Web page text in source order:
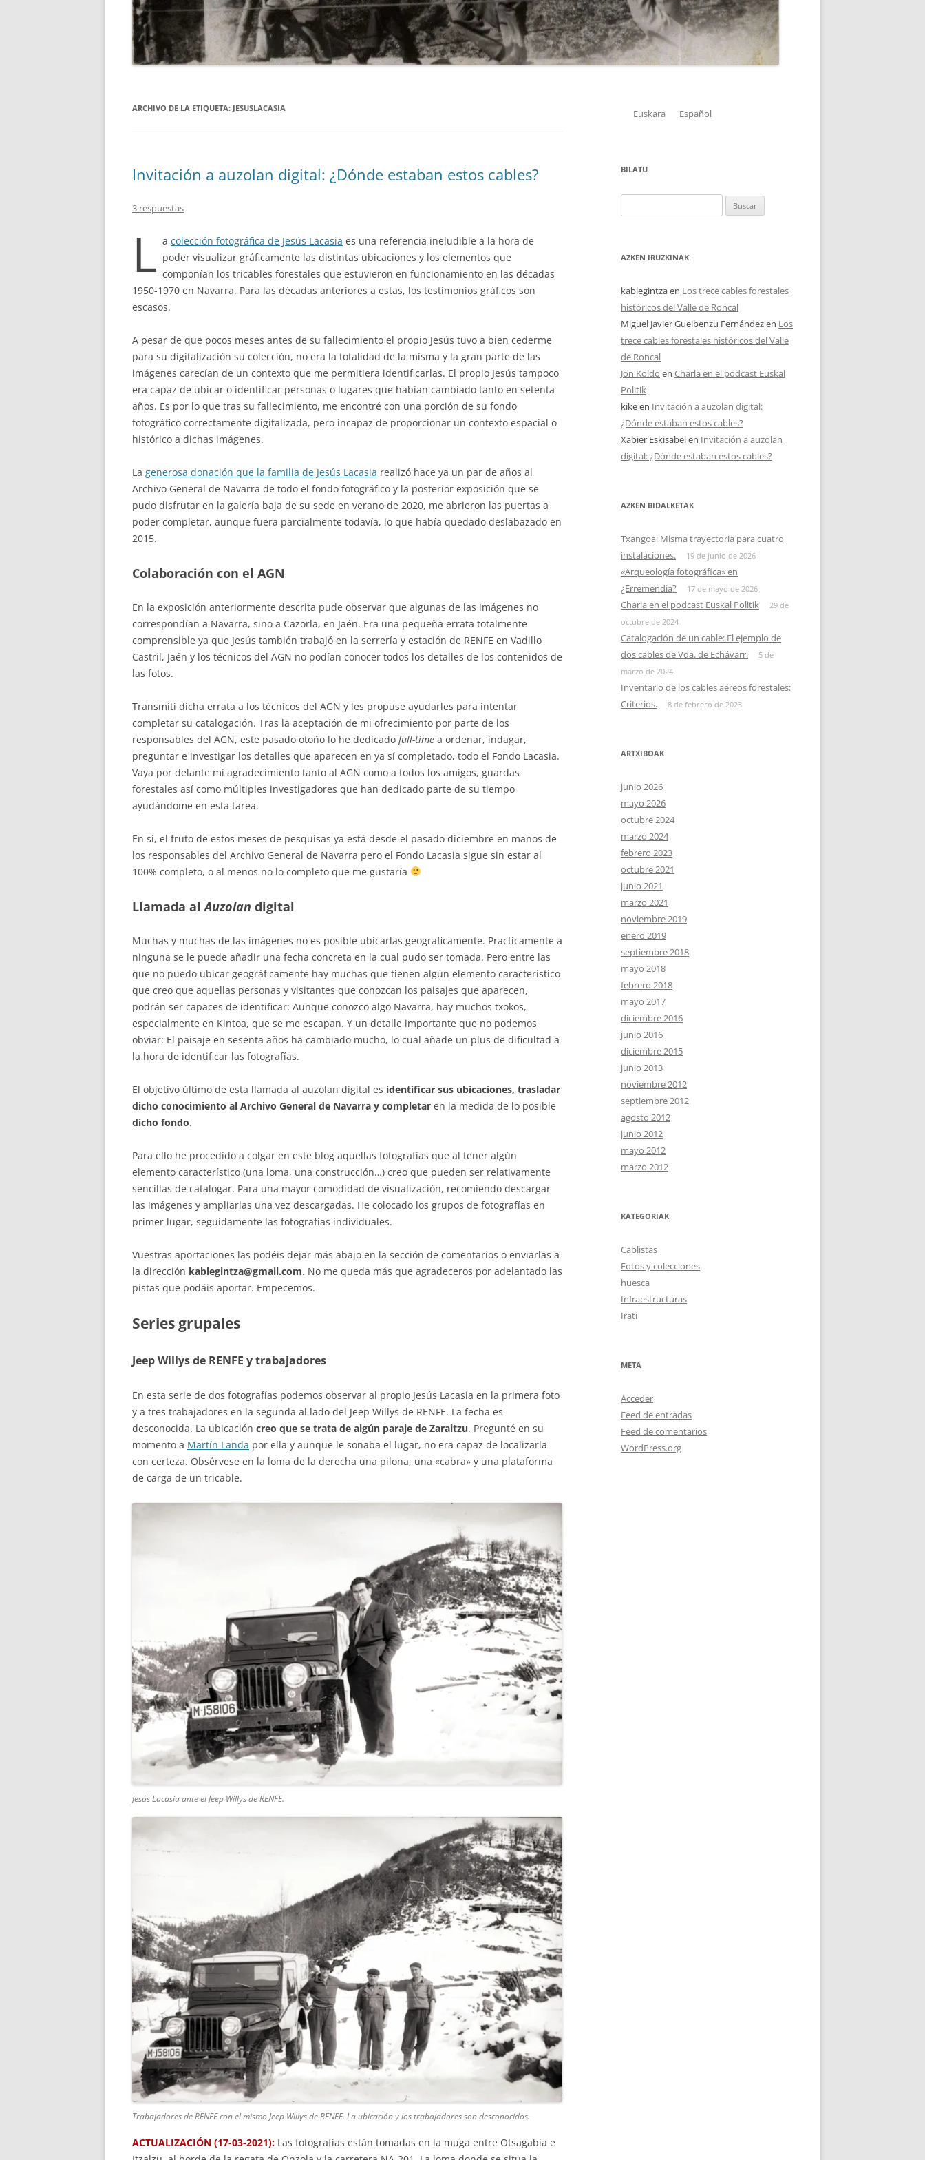
TXANGOAMENDI-NABALAKO
BIDEA
TXANGOAMENDI-REGATA
[IRATI] MOZOLOAK-IRIBIATXIKIA
LERDENGIBEL-RÍO URROBI
ORTXOLA-RINCÓN DE LA MUGA
DE GARRALDA
BELABARTZE-SELVA DE
BELABARTZE
ERROIZU-ERROIZU
SELVA BERROETA-CORRAL DE
BOLANT
SELVA GRANDE-LARRATZA DE
BELAGUA [LARGO]
ARCHIVO DE LA ETIQUETA: JESUSLACASIA
Invitación a auzolan digital: ¿Dónde estaban estos cables?
3 respuestas
L a colección fotográfica de Jesús Lacasia es una referencia ineludible a la hora de
poder visualizar gráficamente las distintas ubicaciones y los elementos que
componían los tricables forestales que estuvieron en funcionamiento en las décadas
1950-1970 en Navarra. Para las décadas anteriores a estas, los testimonios gráficos son
escasos.
A pesar de que pocos meses antes de su fallecimiento el propio Jesús tuvo a bien cederme
para su digitalización su colección, no era la totalidad de la misma y la gran parte de las
imágenes carecían de un contexto que me permitiera identificarlas. El propio Jesús tampoco
era capaz de ubicar o identificar personas o lugares que habían cambiado tanto en setenta
años. Es por lo que tras su fallecimiento, me encontré con una porción de su fondo
fotográfico correctamente digitalizada, pero incapaz de proporcionar un contexto espacial o
histórico a dichas imágenes.
La generosa donación que la familia de Jesús Lacasia realizó hace ya un par de años al
Archivo General de Navarra de todo el fondo fotográfico y la posterior exposición que se
pudo disfrutar en la galería baja de su sede en verano de 2020, me abrieron las puertas a
poder completar, aunque fuera parcialmente todavía, lo que había quedado deslabazado en
2015.
Colaboración con el AGN
En la exposición anteriormente descrita pude observar que algunas de las imágenes no
correspondían a Navarra, sino a Cazorla, en Jaén. Era una pequeña errata totalmente
comprensible ya que Jesús también trabajó en la serrería y estación de RENFE en Vadillo
Castril, Jaén y los técnicos del AGN no podían conocer todos los detalles de los contenidos de
las fotos.
Transmití dicha errata a los técnicos del AGN y les propuse ayudarles para intentar
completar su catalogación. Tras la aceptación de mi ofrecimiento por parte de los
responsables del AGN, este pasado otoño lo he dedicado full-time a ordenar, indagar,
preguntar e investigar los detalles que aparecen en ya sí completado, todo el Fondo Lacasia.
Vaya por delante mi agradecimiento tanto al AGN como a todos los amigos, guardas
forestales así como múltiples investigadores que han dedicado parte de su tiempo
ayudándome en esta tarea.
En sí, el fruto de estos meses de pesquisas ya está desde el pasado diciembre en manos de
los responsables del Archivo General de Navarra pero el Fondo Lacasia sigue sin estar al
100% completo, o al menos no lo completo que me gustaría
Llamada alAuzolan digital
Muchas y muchas de las imágenes no es posible ubicarlas geograficamente. Practicamente a
ninguna se le puede añadir una fecha concreta en la cual pudo ser tomada. Pero entre las
que no puedo ubicar geográficamente hay muchas que tienen algún elemento característico
que creo que aquellas personas y visitantes que conozcan los paisajes que aparecen,
podrán ser capaces de identificar: Aunque conozco algo Navarra, hay muchos txokos,
especialmente en Kintoa, que se me escapan. Y un detalle importante que no podemos
obviar: El paisaje en sesenta años ha cambiado mucho, lo cual añade un plus de dificultad a
la hora de identificar las fotografías.
El objetivo último de esta llamada al auzolan digital es identificar sus ubicaciones, trasladar
dicho conocimiento al Archivo General de Navarra y completar en la medida de lo posible
dicho fondo.
Para ello he procedido a colgar en este blog aquellas fotografías que al tener algún
elemento característico (una loma, una construcción…) creo que pueden ser relativamente
sencillas de catalogar. Para una mayor comodidad de visualización, recomiendo descargar
las imágenes y ampliarlas una vez descargadas. He colocado los grupos de fotografías en
primer lugar, seguidamente las fotografías individuales.
Vuestras aportaciones las podéis dejar más abajo en la sección de comentarios o enviarlas a
la dirección kablegintza@gmail.com. No me queda más que agradeceros por adelantado las
pistas que podáis aportar. Empecemos.
Series grupales
Jeep Willys de RENFE y trabajadores
En esta serie de dos fotografías podemos observar al propio Jesús Lacasia en la primera foto
y a tres trabajadores en la segunda al lado del Jeep Willys de RENFE. La fecha es
desconocida. La ubicación creo que se trata de algún paraje de Zaraitzu. Pregunté en su
momento a Martín Landa por ella y aunque le sonaba el lugar, no era capaz de localizarla
con certeza. Obsérvese en la loma de la derecha una pilona, una «cabra» y una plataforma
de carga de un tricable.
Jesús Lacasia ante el Jeep Willys de RENFE.
Trabajadores de RENFE con el mismo Jeep Willys de RENFE. La ubicación y los trabajadores son desconocidos.
ACTUALIZACIÓN (17-03-2021): Las fotografías están tomadas en la muga entre Otsagabia e
Euskara Español
BILATU
AZKEN IRUZKINAK
kablegintzaen Los trece cables forestales
históricos del Valle de Roncal
Miguel Javier Guelbenzu Fernándezen Los
trece cables forestales históricos del Valle
de Roncal
Jon Koldo en Charla en el podcast Euskal
Politik
kikeen Invitación a auzolan digital:
¿Dónde estaban estos cables?
Xabier Eskisabelen Invitación a auzolan
digital: ¿Dónde estaban estos cables?
AZKEN BIDALKETAK
Txangoa: Misma trayectoria para cuatro
instalaciones.
19 de junio de 2026
«Arqueología fotográfica» en
¿Erremendia?
17 de mayo de 2026
Charla en el podcast Euskal Politik
29 de
octubre de 2024
Catalogación de un cable: El ejemplo de
dos cables de Vda. de Echávarri
5 de
marzo de 2024
Inventario de los cables aéreos forestales:
Criterios.
8 de febrero de 2023
ARTXIBOAK
junio 2026
mayo 2026
octubre 2024
marzo 2024
febrero 2023
octubre 2021
junio 2021
marzo 2021
noviembre 2019
enero 2019
septiembre 2018
mayo 2018
febrero 2018
mayo 2017
diciembre 2016
junio 2016
diciembre 2015
junio 2013
noviembre 2012
septiembre 2012
agosto 2012
junio 2012
mayo 2012
marzo 2012
KATEGORIAK
Cablistas
Fotos y colecciones
huesca
Infraestructuras
Irati
META
Acceder
Feed de entradas
Feed de comentarios
WordPress.org